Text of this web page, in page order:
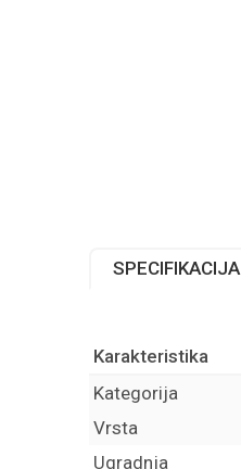
SPECIFIKACIJA
Karakteristika
Kategorija
Vrsta
Ugradnja